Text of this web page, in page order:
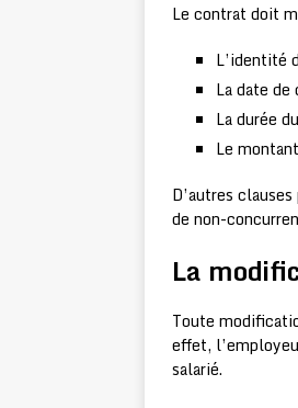
Le contrat doit
L’identité
La date
La durée
Le
D’autres
de non-
La
Toute
effet,
salarié.